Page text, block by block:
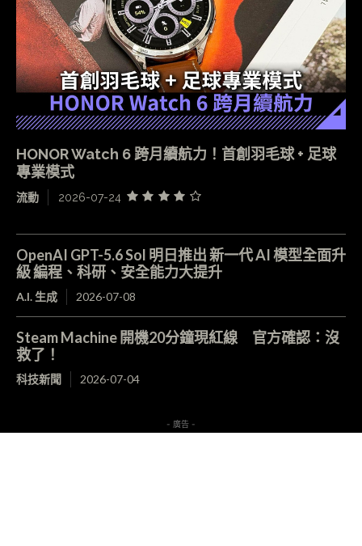
HONOR Watch 6 跨月續航力！首創羽毛球 + 足球
專業模式
流動 2026-07-24
OpenAI GPT-5.6 Sol 明日推出 新一代 AI 模型全面升
級 編程、科研、安全能力大提升
A.I. 生成 2026-07-08
Steam Machine 開機20分鐘現紅線 官方確認：沒
救了！
科技新聞 2026-07-04
- 廣告 -